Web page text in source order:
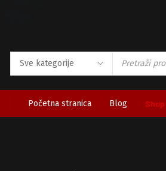
Početna stranica Blog Shop